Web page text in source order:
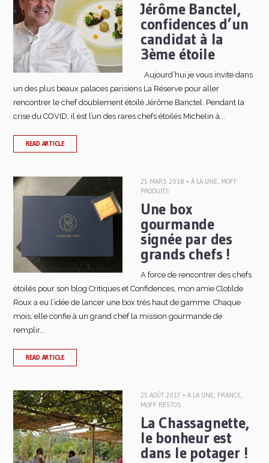
Jérôme Banctel,
confidences d’un
candidat à la
3ème étoile
Aujourd’hui je vous invite dans
un des plus beaux palaces parisiens La Réserve pour aller
rencontrer le chef doublement étoilé Jérôme Banctel. Pendant la
crise du COVID, il est l’un des rares chefs étoilés Michelin à...
READ ARTICLE
25 MARS 2018 • À LA UNE, MOFF
PRODUITS
Une box
gourmande
signée par des
grands chefs !
A force de rencontrer des chefs
étoilés pour son blog Critiques et Confidences, mon amie Clotilde
Roux a eu l’idée de lancer une box très haut de gamme. Chaque
mois, elle confie à un grand chef la mission gourmande de
remplir...
READ ARTICLE
25 AOÛT 2017 • À LA UNE, FRANCE,
MOFF RESTOS
La Chassagnette,
le bonheur est
dans le potager !